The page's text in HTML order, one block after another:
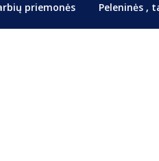
priemonės Peleninės ,